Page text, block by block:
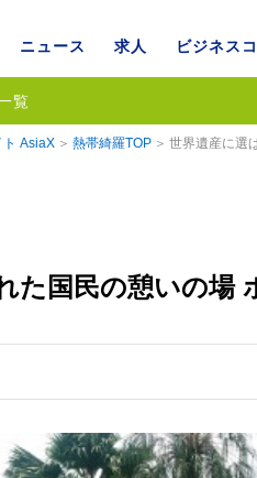
ニュース 求人 ビジネス
覧
ト AsiaX 熱帯綺羅TOP 世界遺産に選
た国民の憩いの場